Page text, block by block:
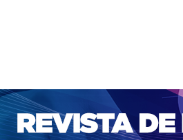
ACESSO CADASTRO
PORTAL DE REVISTAS DA UNIFACS
E INDEXADORES